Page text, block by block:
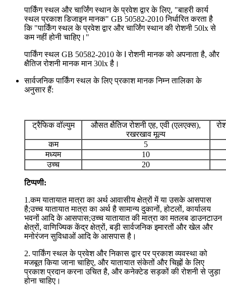
पार्किंग स्थल और चार्जिंग स्थान के प्रवेश द्वार के लिए, "बाहरी कार्य
स्थल प्रकाश डिजाइन मानक" GB 50582-2010 निर्धारित करता है
कि "पार्किंग स्थल के प्रवेश द्वार और चार्जिंग स्थान की रोशनी 50lx से
कम नहीं होनी चाहिए।"
पार्किंग स्थल GB 50582-2010 के Ⅰ रोशनी मानक को अपनाता है, और
क्षैतिज रोशनी मानक मान 30lx है।
सार्वजनिक पार्किंग स्थल के लिए प्रकाश मानक निम्न तालिका के
अनुसार हैं:
ट्रैफिक वॉल्युम
औसत क्षैतिज रोशनी एह, एवी (एलएक्स),
रखरखाव मूल्य
कम
5
मध्यम
10
उच्च
20
टिप्पणी:
1.कम यातायात मात्रा का अर्थ आवासीय क्षेत्रों में या उसके आसपास
है;उच्च यातायात मात्रा का अर्थ है सामान्य दुकानों, होटलों, कार्यालय
भवनों आदि के आसपास;उच्च यातायात की मात्रा का मतलब डाउनटाउन
क्षेत्रों, वाणिज्यिक केंद्र क्षेत्रों, बड़ी सार्वजनिक इमारतों और खेल और
मनोरंजन सुविधाओं आदि के आसपास है।
2. पार्किंग स्थल के प्रवेश और निकास द्वार पर प्रकाश व्यवस्था को
मजबूत किया जाना चाहिए, और यातायात संकेतों और चिह्नों के लिए
प्रकाश प्रदान करना उचित है, और कनेक्टेड सड़कों की रोशनी से जुड़ा
होना चाहिए।